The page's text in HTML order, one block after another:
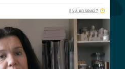
Il y a un souci ?